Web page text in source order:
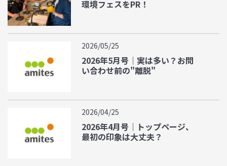
環境フェスをPR！
2026/05/25
2026年5月号｜実は多い？お問
い合わせ前の"離脱"
2026/04/25
2026年4月号｜トップページ、
最初の印象は大丈夫？